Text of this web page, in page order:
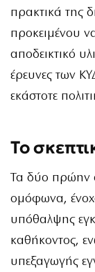
πρακτικά της
προκειμένου
αποδεικτικό
έρευνες των
εκάστοτε
Το
Τα δύο πρώην
ομόφωνα,
υπόθαλψης
καθήκοντος,
υπεξαγωγής